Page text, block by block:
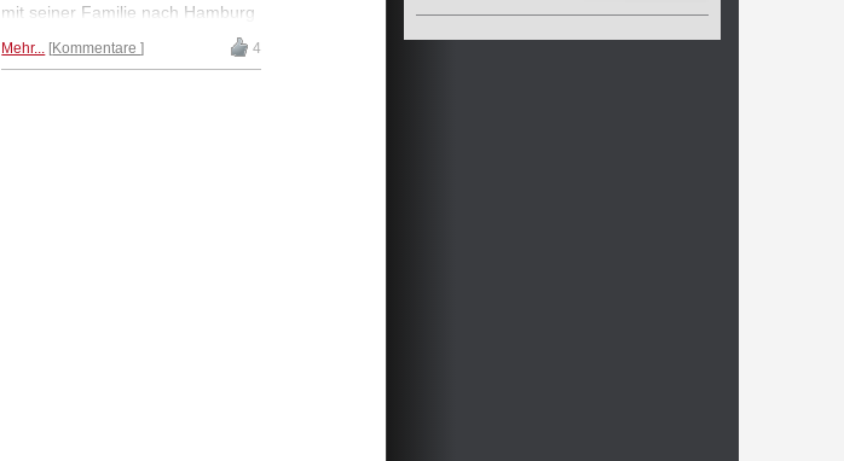
mit seiner Familie nach Hamburg
flüchten. Heute Abend ab 19 Uhr
ist der junge Schachfreund bei
Mehr... Kommentare 4